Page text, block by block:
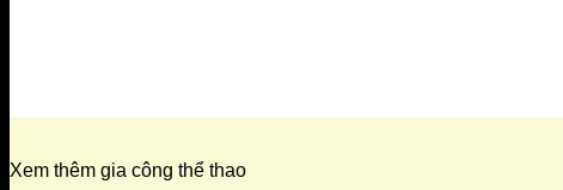
Xem thêm gia công thể thao